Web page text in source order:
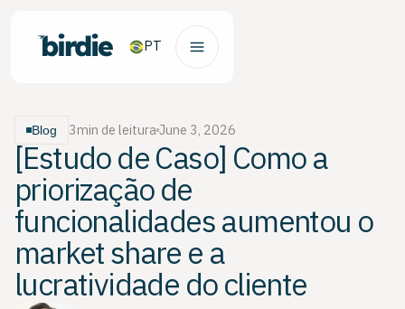
PT
Blog 3min de leituraJune 3, 2026
[Estudo de Caso] Como a
priorização de
funcionalidades aumentou o
market share e a
lucratividade do cliente